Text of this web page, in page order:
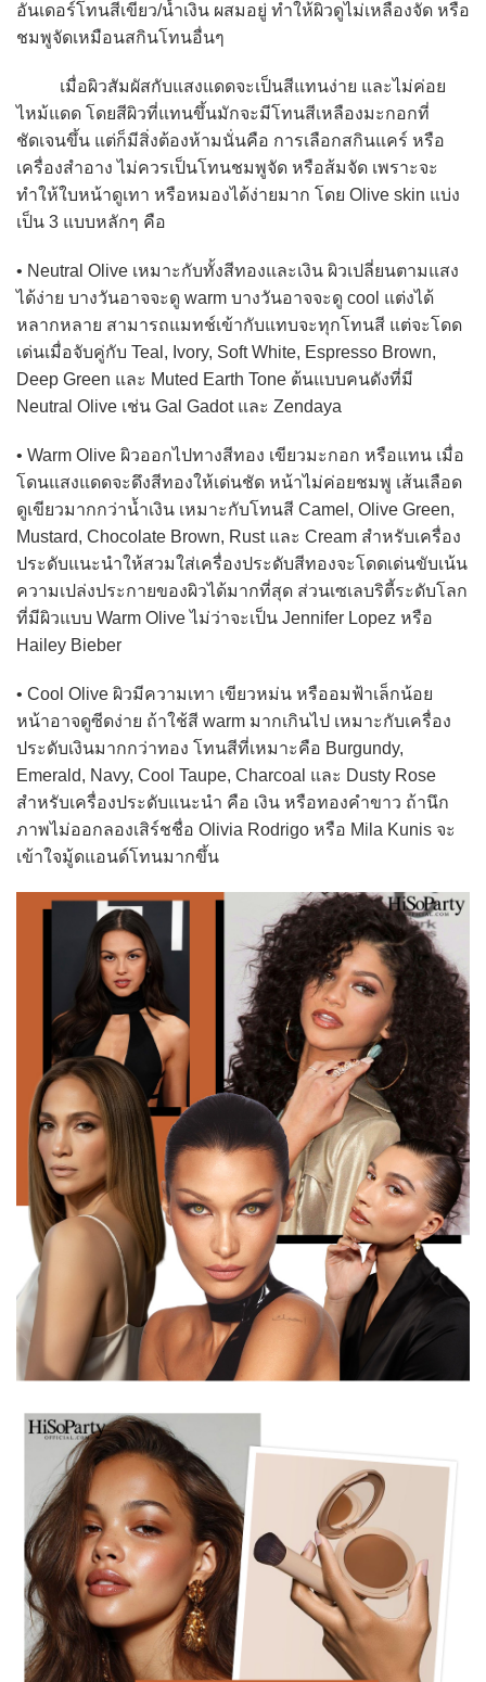
อันเดอร์โทนสีเขียว/น้ำเงิน ผสมอยู่ ทำให้ผิวดูไม่เหลืองจัด หรือ
ชมพูจัดเหมือนสกินโทนอื่นๆ
เมื่อผิวสัมผัสกับแสงแดดจะเป็นสีแทนง่าย และไม่ค่อย
ไหม้แดด โดยสีผิวที่แทนขึ้นมักจะมีโทนสีเหลืองมะกอกที่
ชัดเจนขึ้น แต่ก็มีสิ่งต้องห้ามนั่นคือ การเลือกสกินแคร์ หรือ
เครื่องสำอาง ไม่ควรเป็นโทนชมพูจัด หรือส้มจัด เพราะจะ
ทำให้ใบหน้าดูเทา หรือหมองได้ง่ายมาก โดย Olive skin แบ่ง
เป็น 3 แบบหลักๆ คือ
• Neutral Olive เหมาะกับทั้งสีทองและเงิน ผิวเปลี่ยนตามแสง
ได้ง่าย บางวันอาจจะดู warm บางวันอาจจะดู cool แต่งได้
หลากหลาย สามารถแมทช์เข้ากับแทบจะทุกโทนสี แต่จะโดด
เด่นเมื่อจับคู่กับ Teal, Ivory, Soft White, Espresso Brown,
Deep Green และ Muted Earth Tone ต้นแบบคนดังที่มี
Neutral Olive เช่น Gal Gadot และ Zendaya
• Warm Olive ผิวออกไปทางสีทอง เขียวมะกอก หรือแทน เมื่อ
โดนแสงแดดจะดึงสีทองให้เด่นชัด หน้าไม่ค่อยชมพู เส้นเลือด
ดูเขียวมากกว่าน้ำเงิน เหมาะกับโทนสี Camel, Olive Green,
Mustard, Chocolate Brown, Rust และ Cream สำหรับเครื่อง
ประดับแนะนำให้สวมใส่เครื่องประดับสีทองจะโดดเด่นขับเน้น
ความเปล่งประกายของผิวได้มากที่สุด ส่วนเซเลบริตี้ระดับโลก
ที่มีผิวแบบ Warm Olive ไม่ว่าจะเป็น Jennifer Lopez หรือ
Hailey Bieber
• Cool Olive ผิวมีความเทา เขียวหม่น หรืออมฟ้าเล็กน้อย
หน้าอาจดูซีดง่าย ถ้าใช้สี warm มากเกินไป เหมาะกับเครื่อง
ประดับเงินมากกว่าทอง โทนสีที่เหมาะคือ Burgundy,
Emerald, Navy, Cool Taupe, Charcoal และ Dusty Rose
สำหรับเครื่องประดับแนะนำ คือ เงิน หรือทองคำขาว ถ้านึก
ภาพไม่ออกลองเสิร์ชชื่อ Olivia Rodrigo หรือ Mila Kunis จะ
เข้าใจมู้ดแอนด์โทนมากขึ้น